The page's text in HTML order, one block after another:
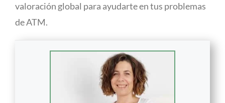
valoración global para ayudarte en tus problemas
de ATM.